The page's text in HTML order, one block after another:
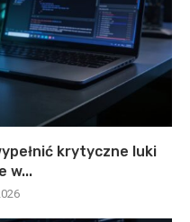
krytyczne luki
w...